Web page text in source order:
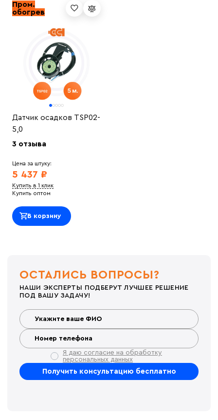
Пром.
обогрев
Датчик осадков TSP02-
5,0
3 отзыва
Цена за штуку:
5 437 ₽
Купить в 1 клик
Купить оптом
В корзину
ОСТАЛИСЬ ВОПРОСЫ?
НАШИ ЭКСПЕРТЫ ПОДБЕРУТ ЛУЧШЕЕ РЕШЕНИЕ
ПОД ВАШУ ЗАДАЧУ!
Я даю согласие на обработку
персональных данных